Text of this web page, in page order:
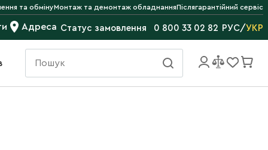
та обмінуМонтаж та демонтаж обладнанняПіслягарантійний сервіс
Адреса Статус замовлення 0 800 33 02 82 РУС/УКР